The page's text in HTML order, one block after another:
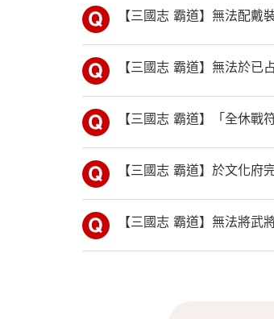
【三國志 霸道】無法配戴
【三國志 霸道】無法於已
【三國志 霸道】「全休戰
【三國志 霸道】於文化府
【三國志 霸道】無法將武